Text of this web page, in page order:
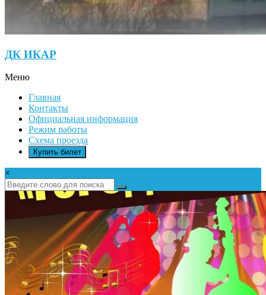
ДК ИКАР
Меню
Главная
Контакты
Официальная информация
Режим работы
Схема проезда
Купить билет
×